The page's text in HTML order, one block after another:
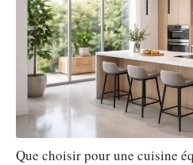
Que choisir pour une cuisine